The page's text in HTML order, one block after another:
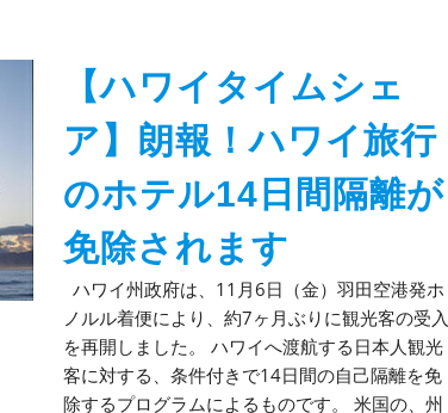
【ハワイタイムシェ
ア】朗報！ハワイ旅行
のホテル14日間隔離が
免除されます
ハワイ州政府は、11月6日（金）羽田空港発ホ
ノルル着便により、約7ヶ月ぶりに観光客の受入
を再開しました。 ハワイへ渡航する日本人観光
客に対する、条件付きで14日間の自己隔離を免
除するプログラムによるものです。 米国の、州